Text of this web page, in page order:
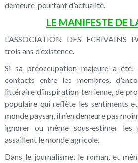
demeure pourtant d’actualité.
LE MANIFESTE DE
L’ASSOCIATION DES ECRIVAINS
trois ans d’existence.
Si sa préoccupation majeure a été,
contacts entre les membres,
littéraire d’inspiration terrienne, de
populaire qui reflète les sentiments
monde paysan, il n’en demeure pas
ignorer ou même sous-estimer les
assaillent le monde agricole.
Dans le journalisme, le roman, et